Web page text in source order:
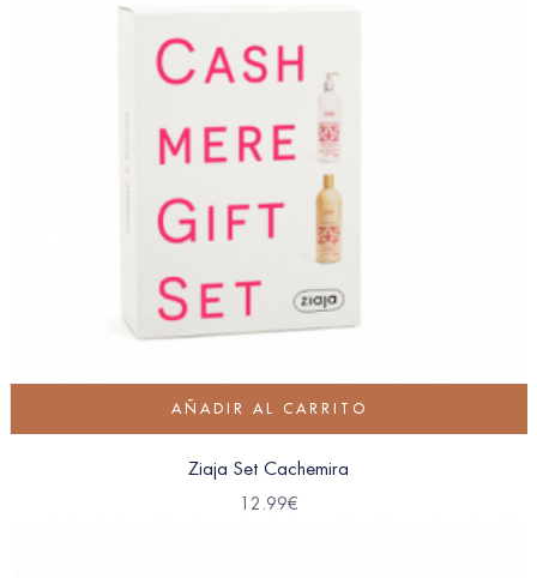
AÑADIR AL CARRITO
Ziaja Set Cachemira
12.99€